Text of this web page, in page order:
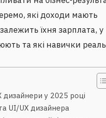
які доходи мають
їхня зарплата, у
та які навички
у 2025 році
UI/UX дизайнера